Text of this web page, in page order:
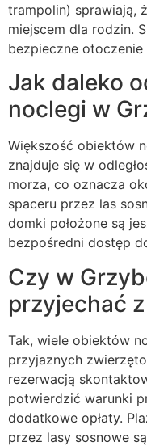
trampolin) sprawiają,
miejscem dla rodzin.
bezpieczne
Jak daleko
noclegi w
Większość obiektów
znajduje się w
morza, co oznacza
spaceru przez las
domki położone są
bezpośredni dostęp
Czy w
przyjechać
Tak, wiele obiektów
przyjaznych
rezerwacją
potwierdzić warunki
dodatkowe opłaty.
przez lasy sosnowe